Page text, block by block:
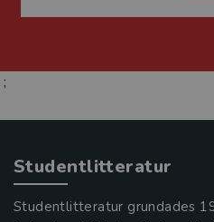
;
Studentlitteratur
Studentlitteratur grundades